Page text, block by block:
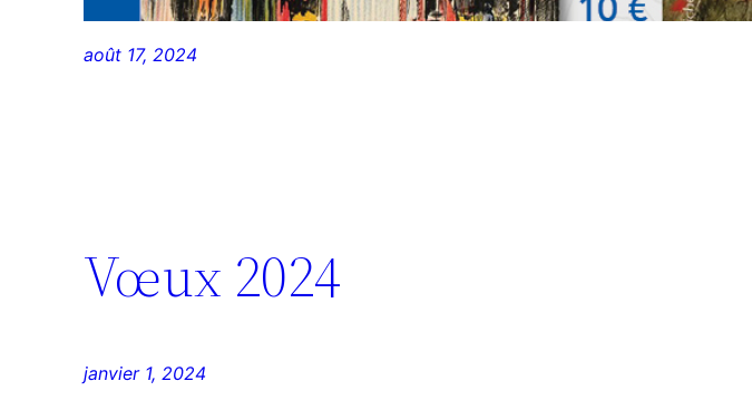
août 17, 2024
Vœux 2024
janvier 1, 2024